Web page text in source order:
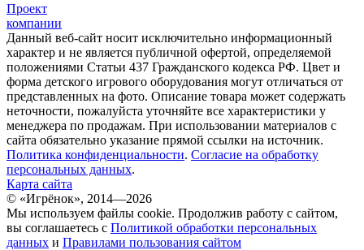
Проект
компании
Данный веб-сайт носит исключительно информационный
характер и не является публичной офертой, определяемой
положениями Статьи 437 Гражданского кодекса РФ. Цвет и
форма детского игрового оборудования могут отличаться от
представленных на фото. Описание товара может содержать
неточности, пожалуйста уточняйте все характеристики у
менеджера по продажам. При использовании материалов с
сайта обязательно указание прямой ссылки на источник.
Политика конфиденциальности. Согласие на обработку
персональных данных.
Карта сайта
© «Игрёнок», 2014—2026
Мы используем файлы cookie. Продолжив работу с сайтом,
вы соглашаетесь с Политикой обработки персональных
данных и Правилами пользования сайтом